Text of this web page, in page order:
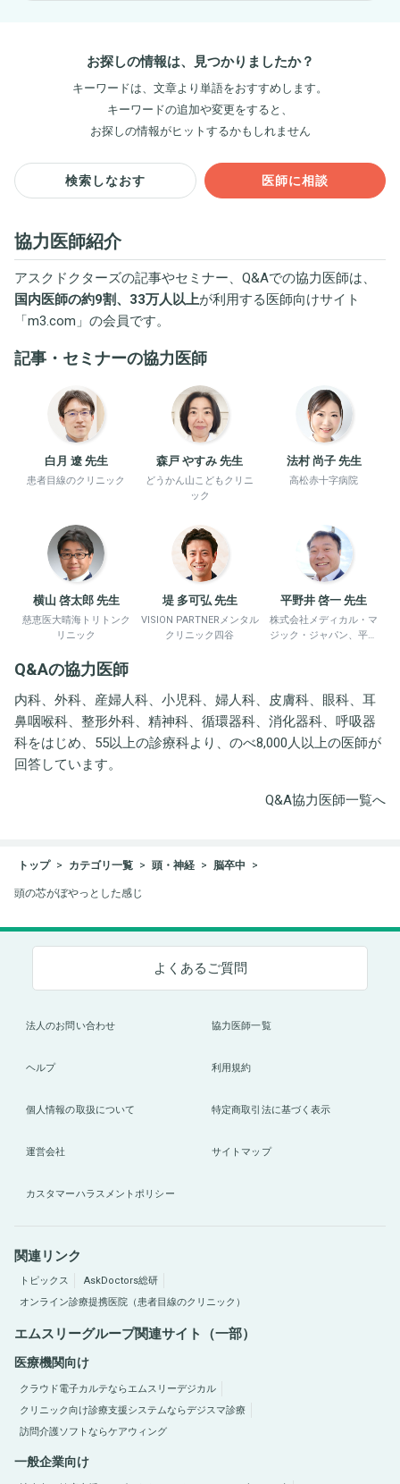
お探しの情報は、見つかりましたか？
キーワードは、文章より単語をおすすめします。
キーワードの追加や変更をすると、
お探しの情報がヒットするかもしれません
検索しなおす 医師に相談
協力医師紹介
アスクドクターズの記事やセミナー、Q&Aでの協力医師は、
国内医師の約9割、33万人以上が利用する医師向けサイト
「m3.com 」の会員です。
記事・セミナーの協力医師
白月 遼 先生
患者目線のクリニック
森戸 やすみ 先生
どうかん山こどもクリニ
ック
法村 尚子 先生
高松赤十字病院
横山 啓太郎 先生
慈恵医大晴海トリトンク
リニック
堤 多可弘 先生
VISION PARTNERメンタル
クリニック四谷
平野井 啓一 先生
株式会社メディカル・マ
ジック・ジャパン、平野
Q&Aの協力医師
内科、外科、産婦人科、小児科、婦人科、皮膚科、眼科、耳
鼻咽喉科、整形外科、精神科、循環器科、消化器科、呼吸器
科をはじめ、55以上の診療科より、のべ8,000人以上の医師が
回答しています。
Q&A協力医師一覧へ
トップ カテゴリ一覧 頭・神経 脳卒中
頭の芯がぼやっとした感じ
よくあるご質問
法人のお問い合わせ 協力医師一覧
ヘルプ 利用規約
個人情報の取扱について 特定商取引法に基づく表示
運営会社 サイトマップ
カスタマーハラスメントポリシー
関連リンク
トピックス
AskDoctors総研
オンライン診療提携医院（患者目線のクリニック）
エムスリーグループ関連サイト（一部）
医療機関向け
クラウド電子カルテならエムスリーデジカル
クリニック向け診療支援システムならデジスマ診療
訪問介護ソフトならケアウィング
一般企業向け